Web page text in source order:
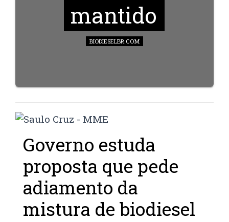
mantido
BIODIESELBR.COM
Governo estuda
proposta que pede
adiamento da
mistura de biodiesel